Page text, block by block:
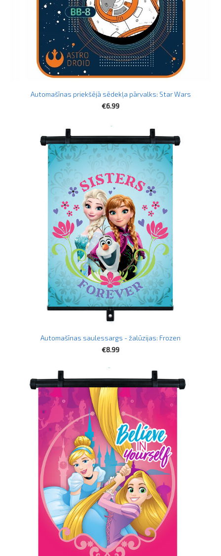
Automašīnas priekšējā sēdekļa pārvalks: Star Wars
€6.99
Automašīnas saulessargs - žalūzijas: Frozen
€8.99